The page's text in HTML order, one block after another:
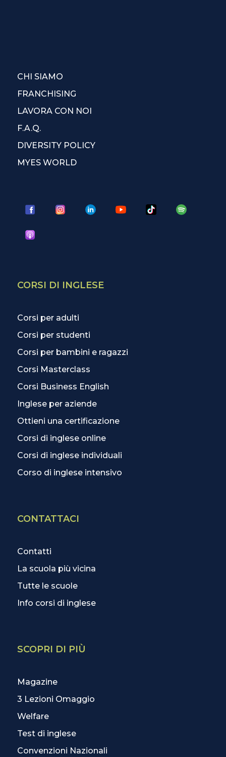
CHI SIAMO
FRANCHISING
LAVORA CON NOI
F.A.Q.
DIVERSITY POLICY
MYES WORLD
CORSI DI INGLESE
Corsi per adulti
Corsi per studenti
Corsi per bambini e ragazzi
Corsi Masterclass
Corsi Business English
Inglese per aziende
Ottieni una certificazione
Corsi di inglese online
Corsi di inglese individuali
Corso di inglese intensivo
CONTATTACI
Contatti
La scuola più vicina
Tutte le scuole
Info corsi di inglese
SCOPRI DI PIÙ
Magazine
3 Lezioni Omaggio
Welfare
Test di inglese
Convenzioni Nazionali